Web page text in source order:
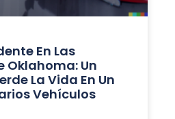
En Las
Oklahoma: Un
La Vida En Un
Vehículos